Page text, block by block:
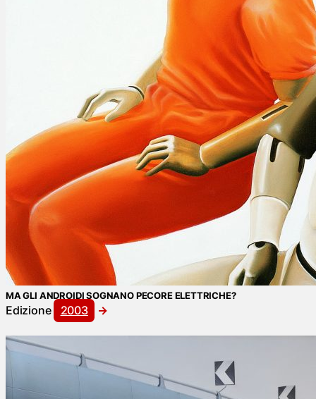
MA GLI ANDROIDI SOGNANO PECORE ELETTRICHE?
Edizione 2003